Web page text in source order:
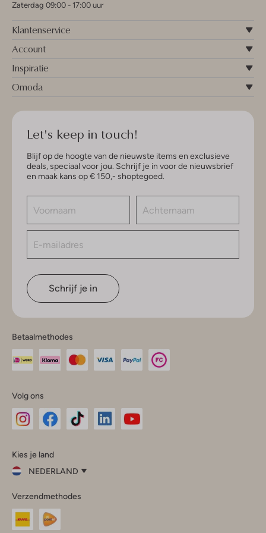
Zaterdag 09:00 - 17:00 uur
Klantenservice
Account
Inspiratie
Omoda
Let's keep in touch!
Blijf op de hoogte van de nieuwste items en exclusieve
deals, speciaal voor jou. Schrijf je in voor de nieuwsbrief
en maak kans op € 150,- shoptegoed.
Schrijf je in
Betaalmethodes
Volg ons
InstagramFacebook
Kies je land
NEDERLAND
je
land
Nederland
Verzendmethodes